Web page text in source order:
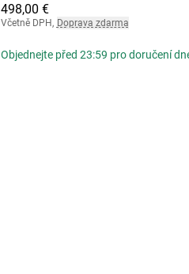
498,00 €
Včetně DPH, Doprava zdarma
Objednejte před 23:59 pro doručení